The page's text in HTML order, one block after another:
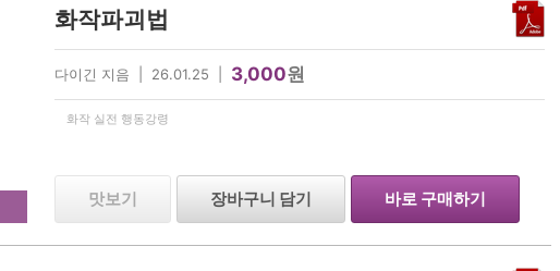
화작파괴법
다이긴 지음 | 26.01.25 | 3,000원
화작 실전 행동강령
맛보기 장바구니 담기 바로 구매하기